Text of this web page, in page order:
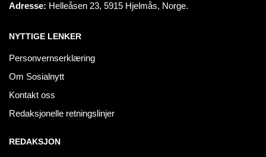
Adresse: Helleåsen 23, 5915 Hjelmås, Norge.
NYTTIGE LENKER
Personvernserklæring
Om Sosialnytt
Kontakt oss
Redaksjonelle retningslinjer
REDAKSJON